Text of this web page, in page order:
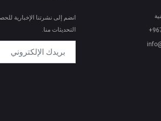
انضم إلى نشرتنا الإخبارية
التحديثات منا.